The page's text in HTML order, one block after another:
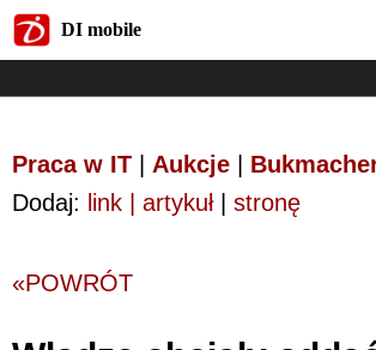
DI mobile
Praca w IT Aukcje
Dodaj: link | artykuł| stronę
«POWRÓT
DI mobile